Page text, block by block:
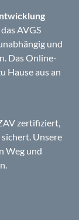
AVGS
und
Das Online-
Hause aus an
zertifiziert,
Unsere
Weg und